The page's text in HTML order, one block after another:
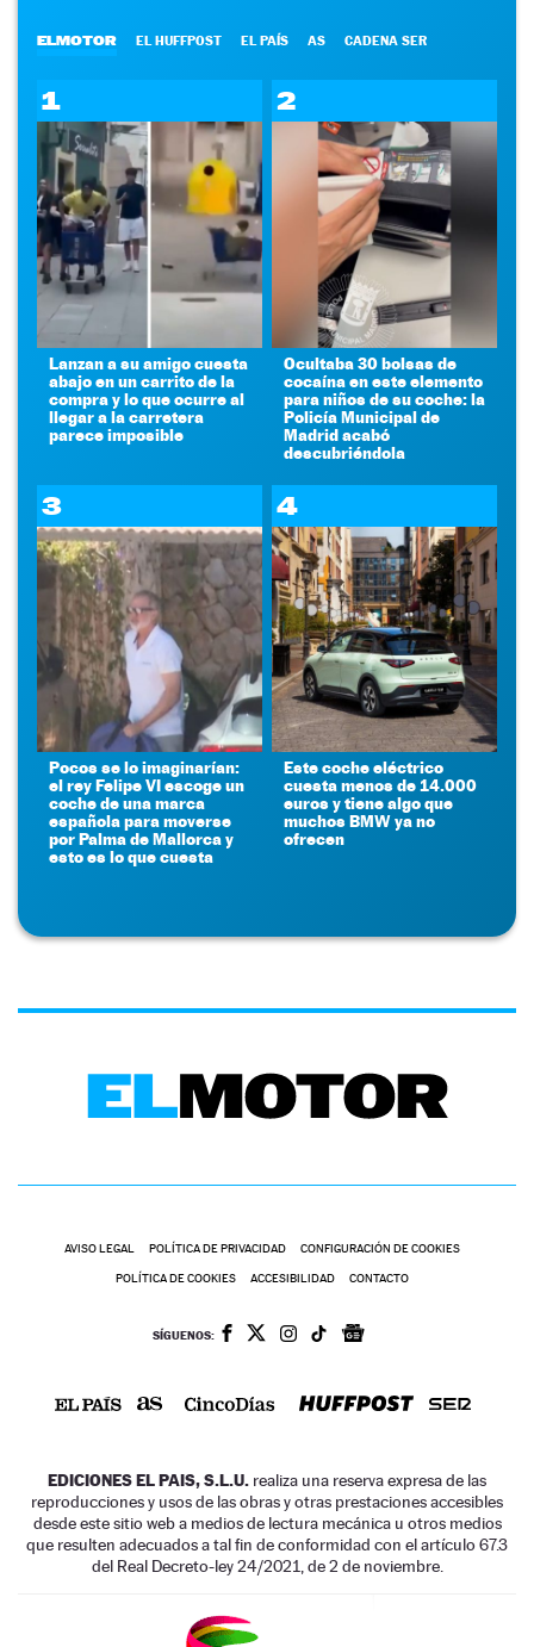
ELMOTOR EL HUFFPOST EL PAÍS AS CADENA SER
1
Lanzan a su amigo cuesta
abajo en un carrito de la
compra y lo que ocurre al
llegar a la carretera
parece imposible
2
Ocultaba 30 bolsas de
cocaína en este elemento
para niños de su coche: la
Policía Municipal de
Madrid acabó
descubriéndola
3
Pocos se lo imaginarían:
el rey Felipe VI escoge un
coche de una marca
española para moverse
por Palma de Mallorca y
esto es lo que cuesta
4
Este coche eléctrico
cuesta menos de 14.000
euros y tiene algo que
muchos BMW ya no
ofrecen
AVISO LEGAL POLÍTICA DE PRIVACIDAD CONFIGURACIÓN DE COOKIES
POLÍTICA DE COOKIES ACCESIBILIDAD CONTACTO
SÍGUENOS:
EDICIONES EL PAIS, S.L.U. realiza una reserva expresa de las
reproducciones y usos de las obras y otras prestaciones accesibles
desde este sitio web a medios de lectura mecánica u otros medios
que resulten adecuados a tal fin de conformidad con el artículo 67.3
del Real Decreto-ley 24/2021, de 2 de noviembre.